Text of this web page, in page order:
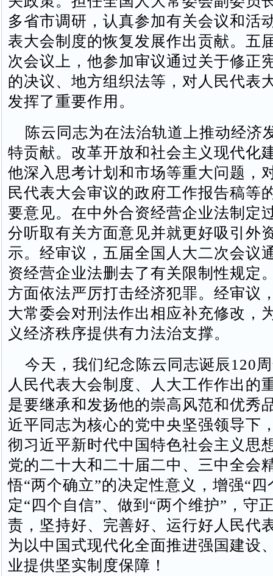
多省市调研，认真参加有关会议和活
表大会制度的恢复发展作出贡献。五
次会议上，他参加审议通过关于修正
的决议、地方组织法等，对人民代表
发挥了重要作用。
陈云同志为在法治轨道上推动经济
特贡献。改革开放和社会主义现代化
他深入思考计划和市场等重大问题，
民代表大会审议的政府工作报告稿等
要意见。在中外合资经营企业法制定
分听取有关方面意见并就更好吸引外
示。经审议，五届全国人大二次会议
资经营企业法删去了有关限制性规定
方面依法严厉打击经济犯罪。经审议
大常委会对刑法作出相应补充修改，
义经济秩序提供有力法治支撑。
今天，我们纪念陈云同志诞辰120
人民代表大会制度、人大工作作出的
是要继承和发扬他的崇高风范和优秀
近平同志为核心的党中央坚强领导下
彻习近平新时代中国特色社会主义思
党的二十大和二十届二中、三中全会
悟“两个确立”的决定性意义，增强“四
定“四个自信”、做到“两个维护”，守
责，坚持好、完善好、运行好人民代
为以中国式现代化全面推进强国建设
业提供坚实制度保障！